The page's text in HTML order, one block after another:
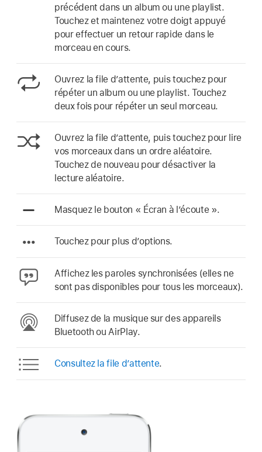
précédent dans un album ou une playlist.
Touchez et maintenez votre doigt appuyé
pour effectuer un retour rapide dans le
morceau en cours.
Ouvrez la file d’attente, puis touchez pour
répéter un album ou une playlist. Touchez
deux fois pour répéter un seul morceau.
Ouvrez la file d’attente, puis touchez pour lire
vos morceaux dans un ordre aléatoire.
Touchez de nouveau pour désactiver la
lecture aléatoire.
Masquez le bouton « Écran à l’écoute ».
Touchez pour plus d’options.
Affichez les paroles synchronisées (elles ne
sont pas disponibles pour tous les morceaux).
Diffusez de la musique sur des appareils
Bluetooth ou AirPlay.
Consultez la file d’attente.